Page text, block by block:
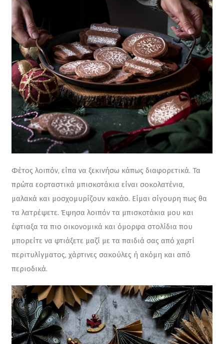
Φέτος λοιπόν, είπα να ξεκινήσω κάπως διαφορετικά. Τα
πρώτα εορταστικά μπισκοτάκια είναι σοκολατένια,
μαλακά και μοσχομυρίζουν κακάο. Είμαι σίγουρη πως θα
τα λατρέψετε. Έψησα λοιπόν τα μπισκοτάκια μου και
έφτιαξα τα πιο οικονομικά και όμορφα στολίδια που
μπορείτε να φτιάξετε μαζί με τα παιδιά σας από χαρτί
περιτυλίγματος, χάρτινες σακούλες ή ακόμη και από
περιοδικά.